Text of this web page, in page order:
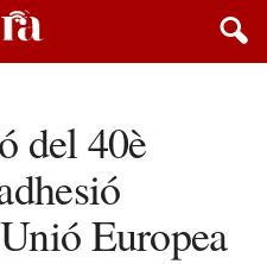
del 40è
Europea